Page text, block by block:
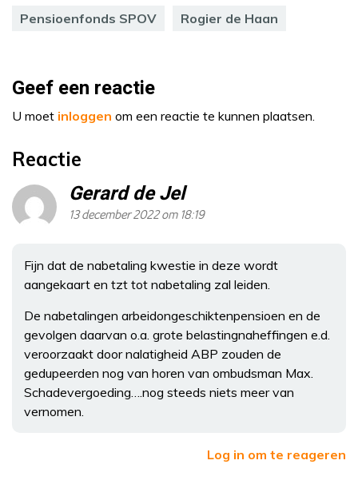
Pensioenfonds SPOV Rogier de Haan
Geef een reactie
U moet inloggen om een reactie te kunnen plaatsen.
Reactie
Gerard de Jel
13 december 2022 om 18:19
Fijn dat de nabetaling kwestie in deze wordt
aangekaart en tzt tot nabetaling zal leiden.
De nabetalingen arbeidongeschiktenpensioen en de
gevolgen daarvan o.a. grote belastingnaheffingen e.d.
veroorzaakt door nalatigheid ABP zouden de
gedupeerden nog van horen van ombudsman Max.
Schadevergoeding….nog steeds niets meer van
vernomen.
Log in om te reageren